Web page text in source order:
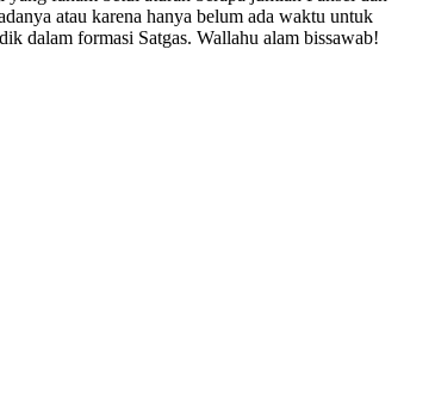
atau karena hanya belum ada waktu untuk
dalam formasi Satgas. Wallahu alam bissawab!